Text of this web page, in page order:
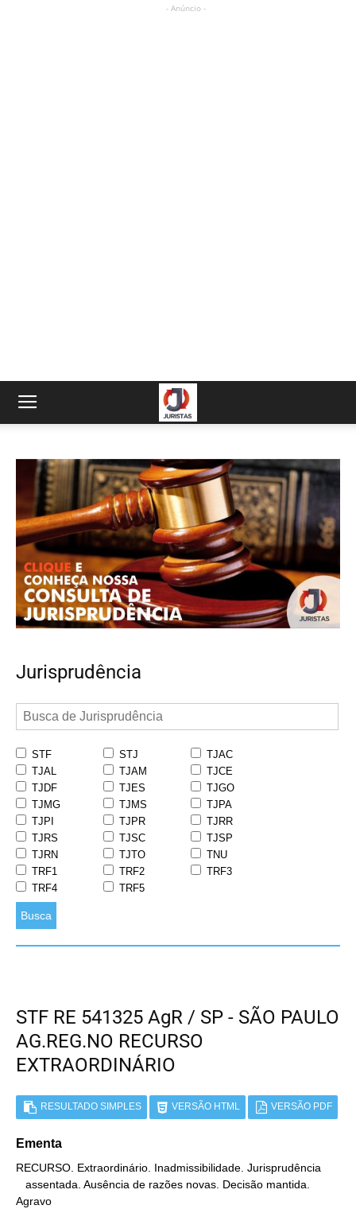
- Anúncio -
Jurisprudência
STF STJ
TJAC
TJAL
TJAM
TJCE
TJDF
TJES
TJGO
TJMG
TJMS
TJPA
TJPI
TJPR
TJRR
TJRS
TJSC
TJSP
TJRN
TJTO
TNU
TRF1
TRF2
TRF3
TRF4
TRF5
Busca
STF RE 541325 AgR / SP - SÃO PAULO
AG.REG.NO RECURSO
EXTRAORDINÁRIO
RESULTADO SIMPLES VERSÃO HTML VERSÃO PDF
Ementa
RECURSO. Extraordinário. Inadmissibilidade. Jurisprudência
Agravo